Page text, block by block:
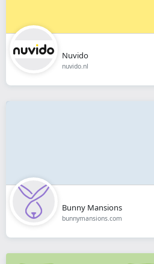
Nuvido
nuvido.nl
Bunny Mansions
bunnymansions.com